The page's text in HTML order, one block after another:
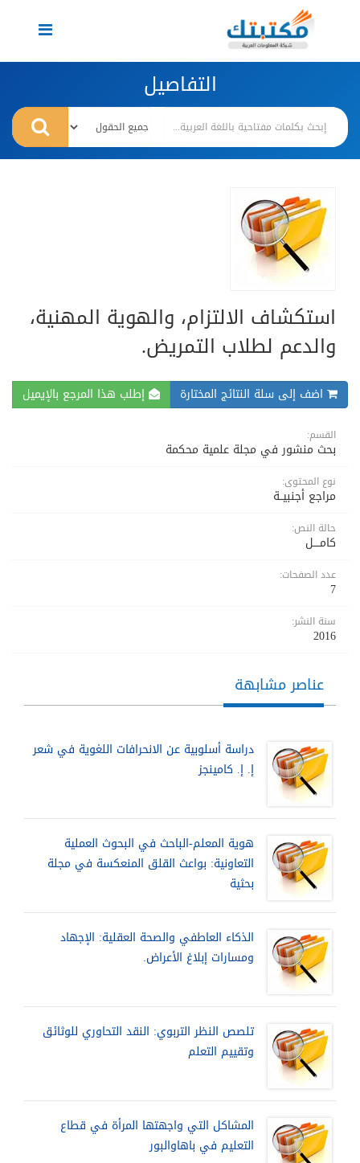
Toggle
navigation
التفاصيل
استكشاف الالتزام، والهوية المهنية،
والدعم لطلاب التمريض.
اضف إلى سلة النتائج المختارة إطلب هذا المرجع بالإيميل
القسم:
بحث منشور في مجلة علمية محكمة
نوع المحتوى:
مراجع أجنبيــة
حالة النص:
كامــــل
عدد الصفحات:
7
سنة النشر:
2016
عناصر مشابهة
دراسة أسلوبية عن الانحرافات اللغوية في شعر
إ. إ. كامينجز
هوية المعلم-الباحث في البحوث العملية
التعاونية: بواعث القلق المنعكسة في مجلة
بحثية
الذكاء العاطفي والصحة العقلية: الإجهاد
ومسارات إبلاغ الأعراض.
تلصص النظر التربوي: النقد التحاوري للوثائق
وتقييم التعلم
المشاكل التي واجهتها المرأة في قطاع
التعليم في باهاوالبور